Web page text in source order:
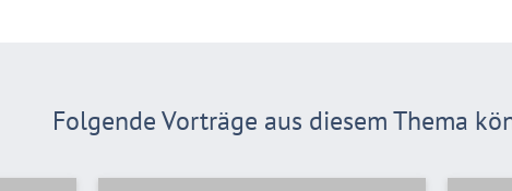
Folgende Vorträge aus diesem Thema